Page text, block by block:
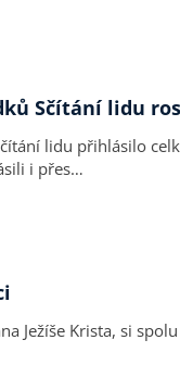
Sčítání lidu
lidu přihlásilo
i přes…
Ježíše Krista, si